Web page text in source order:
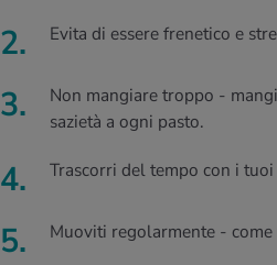
Evita di essere frenetico e
Non mangiare troppo -
sazietà a ogni pasto.
Trascorri del tempo con i tuoi
Muoviti regolarmente - come